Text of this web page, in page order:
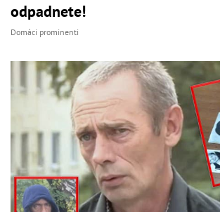
odpadnete!
Domáci prominenti